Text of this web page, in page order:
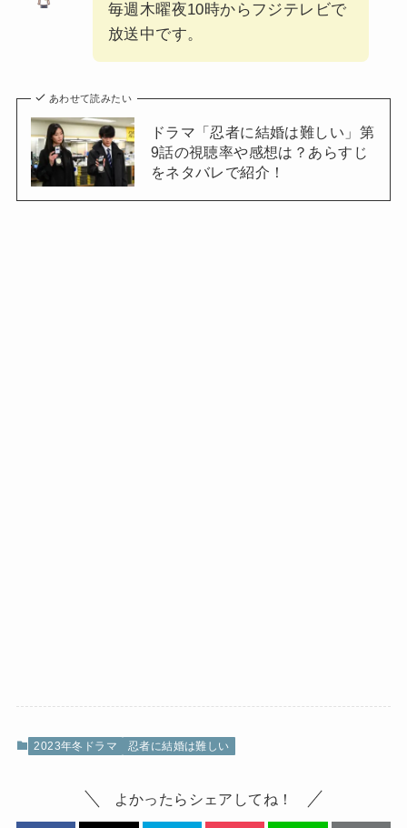
毎週木曜夜10時からフジテレビで
放送中です。
あわせて読みたい
ドラマ「忍者に結婚は難しい」第
9話の視聴率や感想は？あらすじ
をネタバレで紹介！
2023年冬ドラマ 忍者に結婚は難しい
よかったらシェアしてね！